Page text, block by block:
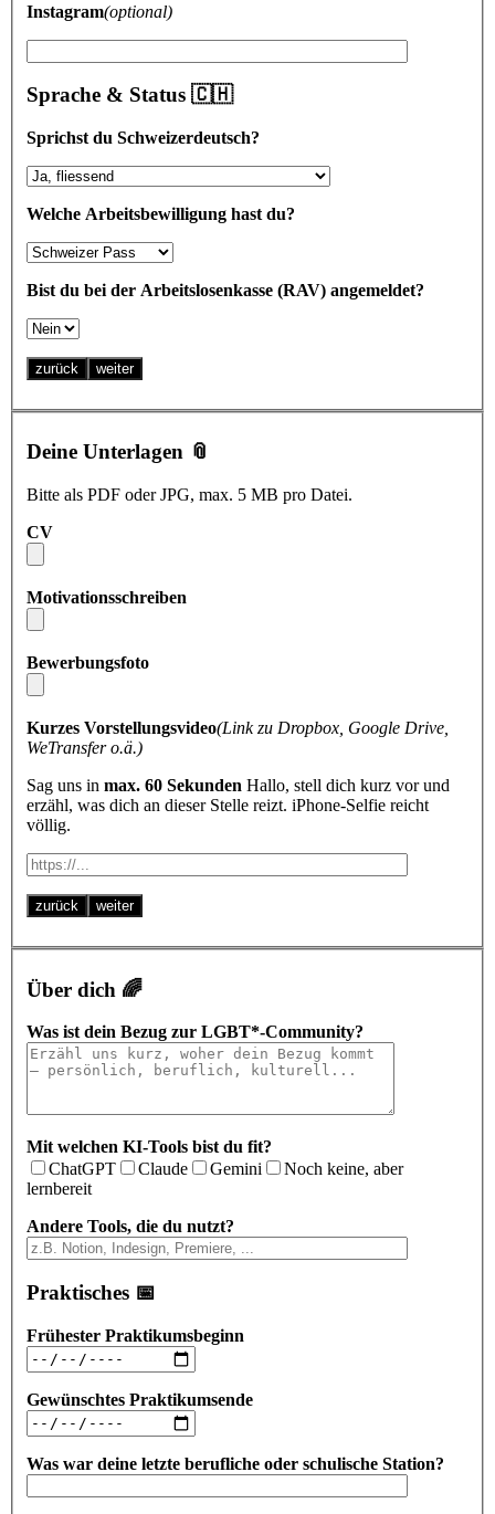
Instagram(optional)
Sprache & Status 🇨🇭
Sprichst du Schweizerdeutsch?
Welche Arbeitsbewilligung hast du?
Bist du bei der Arbeitslosenkasse (RAV) angemeldet?
zurück weiter
Deine Unterlagen 📎
Bitte als PDF oder JPG, max. 5 MB pro Datei.
CV
Motivationsschreiben
Bewerbungsfoto
Kurzes Vorstellungsvideo(Link zu Dropbox, Google Drive,
WeTransfer o.ä.)
Sag uns in max. 60 Sekunden Hallo, stell dich kurz vor und
erzähl, was dich an dieser Stelle reizt. iPhone-Selfie reicht
völlig.
zurück weiter
Über dich 🌈
Was ist dein Bezug zur LGBT*-Community?
Mit welchen KI-Tools bist du fit?
ChatGPT
Claude Gemini
Noch keine, aber
lernbereit
Andere Tools, die du nutzt?
Praktisches 📅
Frühester Praktikumsbeginn
Gewünschtes Praktikumsende
Was war deine letzte berufliche oder schulische Station?